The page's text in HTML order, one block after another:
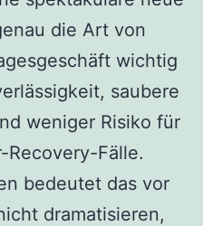
die Art von
wichtig
saubere
weniger Risiko für
Fälle.
bedeutet das vor
dramatisieren,